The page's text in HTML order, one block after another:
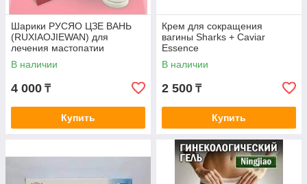
Шарики РУСЯО ЦЗE ВАНЬ
(RUXIAOJIEWAN) для
лечения мастопатии
В наличии
4 000 ₸
Купить
Крем для сокращения
вагины Sharks + Caviar
Essence
В наличии
2 500 ₸
Купить